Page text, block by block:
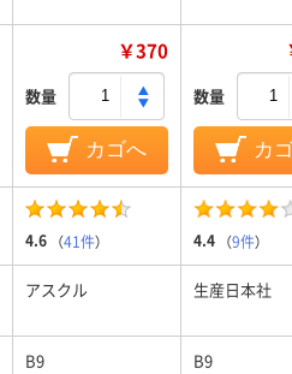
￥370
数量
カゴへ
数量
カ
4.6 （41件） 4.4 （9件）
アスクル 生産日本社
B9 B9